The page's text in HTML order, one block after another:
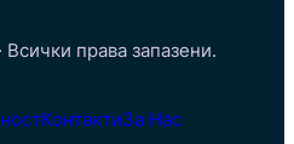
права запазени.
КонтактиЗа Нас